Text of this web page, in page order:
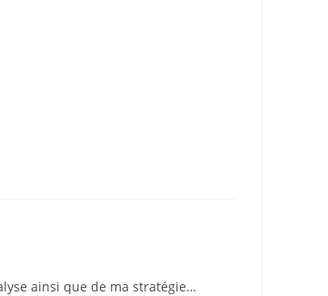
ainsi que de ma stratégie…